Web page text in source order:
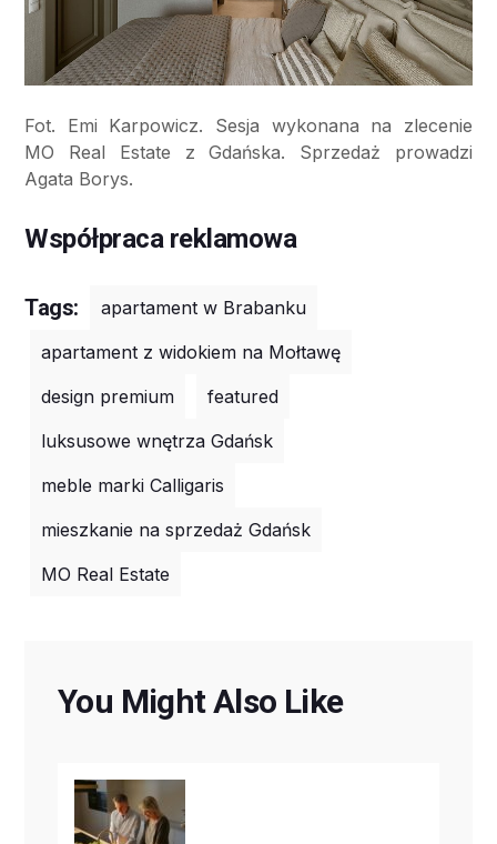
Fot. Emi Karpowicz. Sesja wykonana na zlecenie
MO Real Estate z Gdańska. Sprzedaż prowadzi
Agata Borys.
Współpraca reklamowa
Tags:
apartament w Brabanku
apartament z widokiem na Mołtawę
design premium
featured
luksusowe wnętrza Gdańsk
meble marki Calligaris
mieszkanie na sprzedaż Gdańsk
MO Real Estate
You Might Also Like